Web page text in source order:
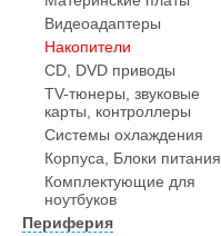
Видеоадаптеры
Накопители
CD, DVD приводы
TV-тюнеры, звуковые
карты, контроллеры
Системы охлаждения
Корпуса, Блоки питания
Комплектующие для
ноутбуков
Периферия